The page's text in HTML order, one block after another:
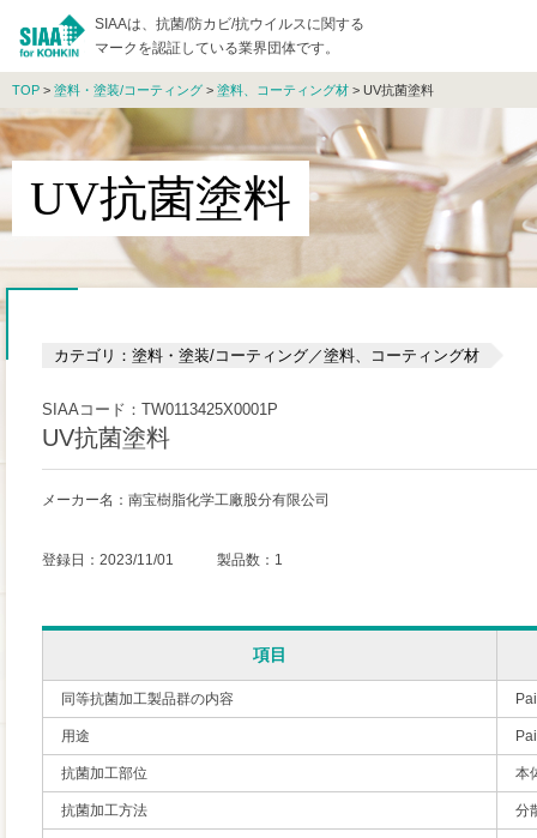
SIAAは、抗菌/防カビ/抗ウイルスに関する
マークを認証している業界団体です。
TOP > 塗料・塗装/コーティング > 塗料、コーティング材 > UV抗菌塗料
UV抗菌塗料
カテゴリ：塗料・塗装/コーティング／塗料、コーティング材
SIAAコード：TW0113425X0001P
UV抗菌塗料
メーカー名：南宝樹脂化学工廠股分有限公司
登録日：2023/11/01 製品数：1
項目
同等抗菌加工製品群の内容
用途
抗菌加工部位 本
抗菌加工方法 分